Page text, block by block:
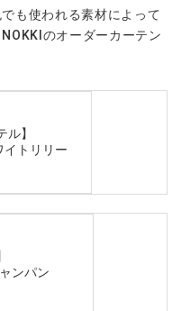
も使われる素材によって
のオーダーカーテン
ル】
イトリリー
ンパン